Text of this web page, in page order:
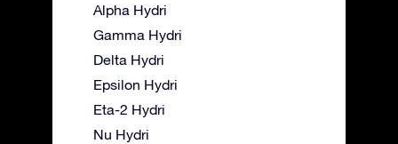
Alpha Hydri
Gamma Hydri
Delta Hydri
Epsilon Hydri
Eta-2 Hydri
Nu Hydri